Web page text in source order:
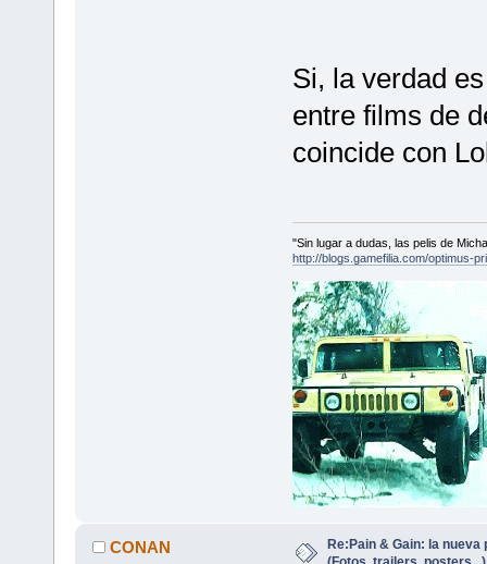
Si, la verdad
entre films de
coincide con
"Sin lugar a dudas, las pelis de
http://blogs.gamefilia.com/optimus-
CONAN
Re:Pain & Gain: la nueva